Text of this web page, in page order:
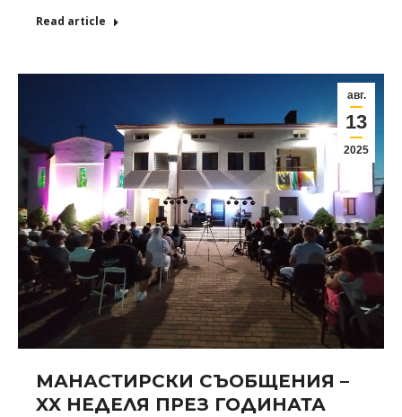
Read article
авг.
13
2025
МАНАСТИРСКИ СЪОБЩЕНИЯ –
XX НЕДЕЛЯ ПРЕЗ ГОДИНАТА